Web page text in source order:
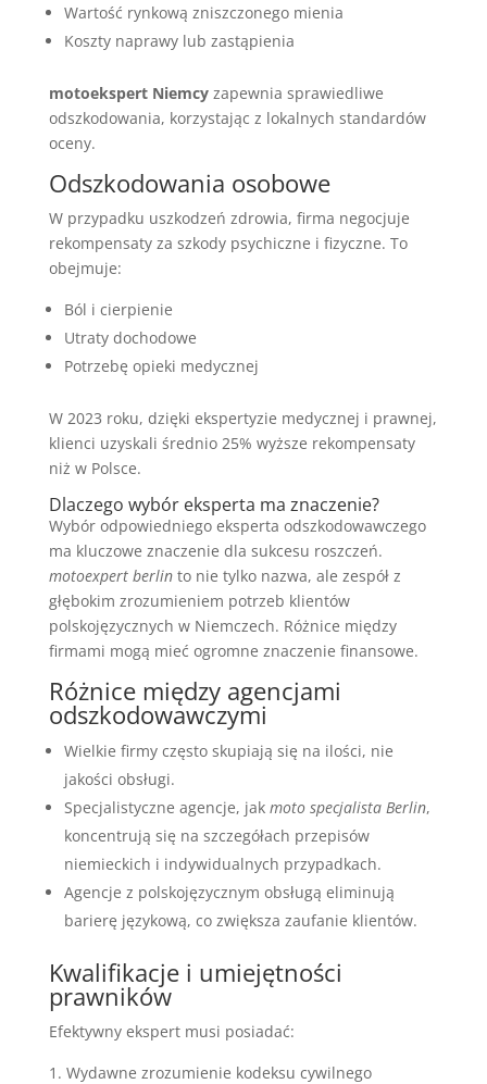
Wartość rynkową zniszczonego mienia
Koszty naprawy lub zastąpienia
motoekspert Niemcyzapewnia sprawiedliwe
odszkodowania, korzystając z lokalnych standardów
oceny.
Odszkodowania osobowe
W przypadku uszkodzeń zdrowia, firma negocjuje
rekompensaty za szkody psychiczne i fizyczne. To
obejmuje:
Ból i cierpienie
Utraty dochodowe
Potrzebę opieki medycznej
W 2023 roku, dzięki ekspertyzie medycznej i prawnej,
klienci uzyskali średnio 25% wyższe rekompensaty
niż w Polsce.
Dlaczego wybór eksperta ma znaczenie?
Wybór odpowiedniego eksperta odszkodowawczego
ma kluczowe znaczenie dla sukcesu roszczeń.
motoexpert berlinto nie tylko nazwa, ale zespół z
głębokim zrozumieniem potrzeb klientów
polskojęzycznych w Niemczech. Różnice między
firmami mogą mieć ogromne znaczenie finansowe.
Różnice między agencjami
odszkodowawczymi
Wielkie firmy często skupiają się na ilości, nie
jakości obsługi.
Specjalistyczne agencje, jak moto specjalista Berlin,
koncentrują się na szczegółach przepisów
niemieckich i indywidualnych przypadkach.
Agencje z polskojęzycznym obsługą eliminują
barierę językową, co zwiększa zaufanie klientów.
Kwalifikacje i umiejętności
prawników
Efektywny ekspert musi posiadać:
Wydawne zrozumienie kodeksu cywilnego